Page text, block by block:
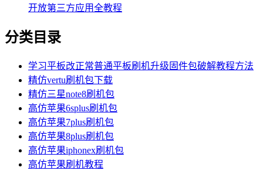
开放第三方应用全教程
分类目录
学习平板改正常普通平板刷机升级固件包破解教程方法
精仿vertu刷机包下载
精仿三星note8刷机包
高仿苹果6splus刷机包
高仿苹果7plus刷机包
高仿苹果8plus刷机包
高仿苹果iphonex刷机包
高仿苹果刷机教程